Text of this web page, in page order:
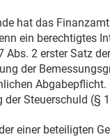
hat das
ein berechtigtes
Abs. 2 erster Satz
der
Steuerschuld (§
einer beteiligten